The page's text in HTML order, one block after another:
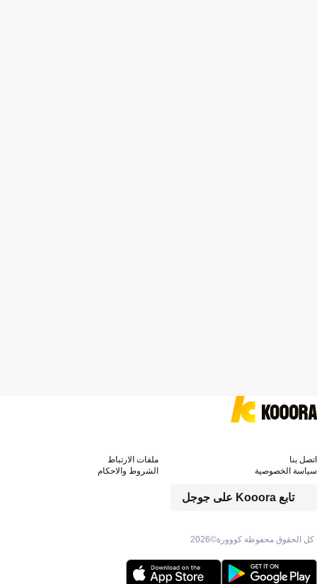
كل الحقوق محفوظة كووورة©2026
تابع Kooora على جوجل
اتصل بنا
ملفات الارتباط
سياسة الخصوصية
الشروط والاحكام